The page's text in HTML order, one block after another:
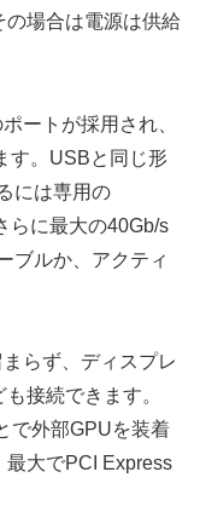
の場合は電源は供給
ートが採用され、
す。USBと同じ形
には専用の
らに最大の40Gb/s
ブルか、アクティ
らず、ディスプレ
接続できます。
で外部GPUを装着
最大でPCI Express